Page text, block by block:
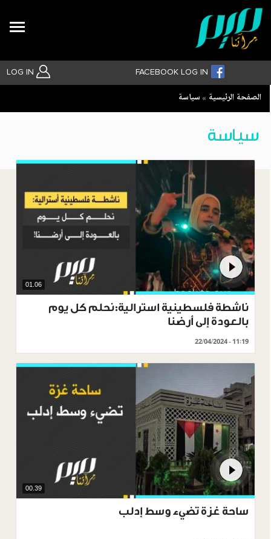
LOG IN FACEBOOK LOG IN
Breadcrumb
الصفحة الرئيسية سياسة
سياسة
01.06
ناشطة فلسطينية استرالية:نحلم كل يوم
بالعودة إلى أرضنا
22/04/2024 - 11:19
00.39
ساحة غزة تضيء وسط إدلب